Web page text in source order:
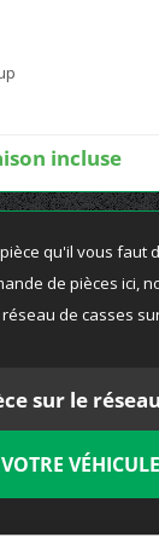
incluse
qu'il vous faut
de pièces ici,
de casses
sur le
VÉHICULE